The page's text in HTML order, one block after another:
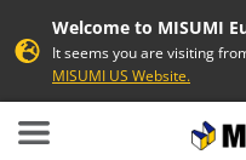
Welcome to MISUMI
It seems you are visiting
MISUMI US Website.